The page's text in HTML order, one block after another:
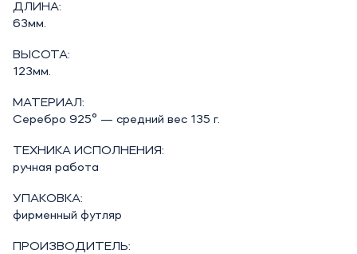
ДЛИНА:
63мм.
ВЫСОТА:
123мм.
МАТЕРИАЛ:
Серебро 925° — средний вес 135 г.
ТЕХНИКА ИСПОЛНЕНИЯ:
ручная работа
УПАКОВКА:
фирменный футляр
ПРОИЗВОДИТЕЛЬ: